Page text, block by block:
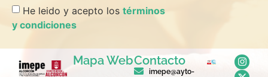
He leido y acepto los términos
y condiciones
Mapa WebContacto
imepe@ayto-